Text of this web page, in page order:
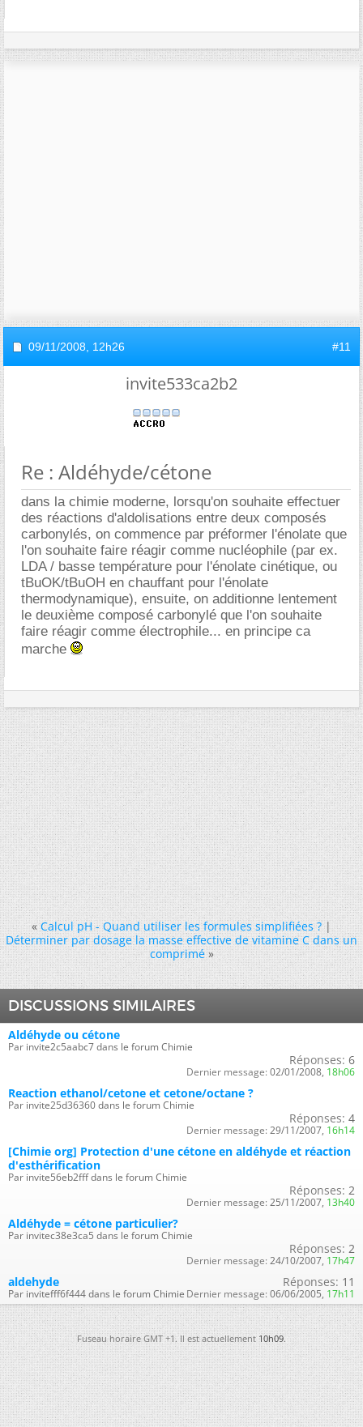
09/11/2008, 12h26 #11
invite533ca2b2
Re : Aldéhyde/cétone
dans la chimie moderne, lorsqu'on souhaite effectuer
des réactions d'aldolisations entre deux composés
carbonylés, on commence par préformer l'énolate que
l'on souhaite faire réagir comme nucléophile (par ex.
LDA / basse température pour l'énolate cinétique, ou
tBuOK/tBuOH en chauffant pour l'énolate
thermodynamique), ensuite, on additionne lentement
le deuxième composé carbonylé que l'on souhaite
faire réagir comme électrophile... en principe ca
marche
« Calcul pH - Quand utiliser les formules simplifiées ?|
Déterminer par dosage la masse effective de vitamine C dans un
comprimé »
DISCUSSIONS SIMILAIRES
Aldéhyde ou cétone
Par invite2c5aabc7 dans le forum Chimie
Réponses: 6
Dernier message: 02/01/2008, 18h06
Reaction ethanol/cetone et cetone/octane ?
Par invite25d36360 dans le forum Chimie
Réponses: 4
Dernier message: 29/11/2007, 16h14
[Chimie org] Protection d'une cétone en aldéhyde et réaction
d'esthérification
Par invite56eb2fff dans le forum Chimie
Réponses: 2
Dernier message: 25/11/2007, 13h40
Aldéhyde = cétone particulier?
Par invitec38e3ca5 dans le forum Chimie
Réponses: 2
Dernier message: 24/10/2007, 17h47
aldehyde
Par invitefff6f444 dans le forum Chimie
Réponses: 11
Dernier message: 06/06/2005, 17h11
Fuseau horaire GMT +1. Il est actuellement10h09.